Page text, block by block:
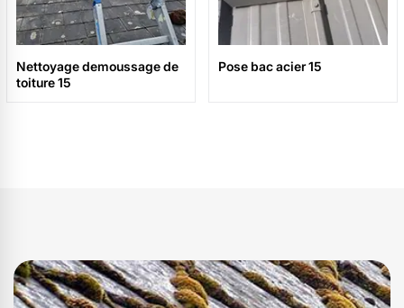
Nettoyage demoussage de
toiture 15
Pose bac acier 15